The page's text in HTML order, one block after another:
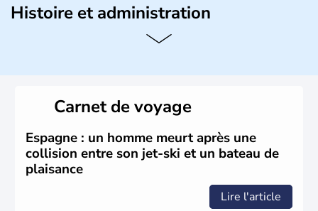
Histoire et administration
font parties des 17 communautés
appelés « chiens de mer ».
Carnet de voyage
Espagne : un homme meurt après une
collision entre son jet-ski et un bateau de
plaisance
Lire l'article